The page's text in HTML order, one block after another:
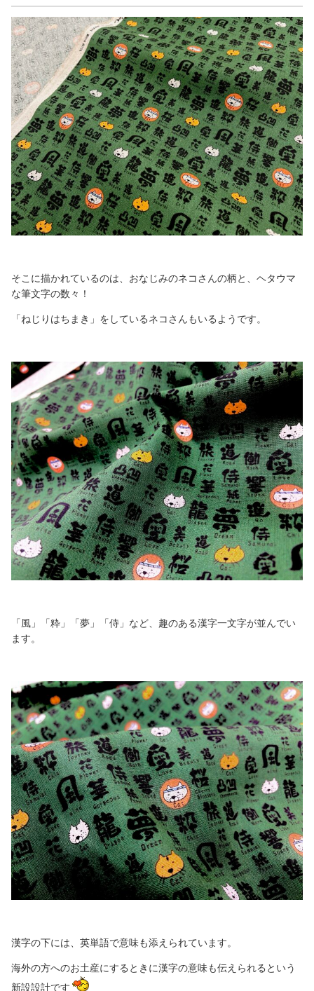
そこに描かれているのは、おなじみのネコさんの柄と、ヘタウマ
な筆文字の数々！
「ねじりはちまき」をしているネコさんもいるようです。
「風」「粋」「夢」「侍」など、趣のある漢字一文字が並んでい
ます。
漢字の下には、英単語で意味も添えられています。
海外の方へのお土産にするときに漢字の意味も伝えられるという
新設設計です